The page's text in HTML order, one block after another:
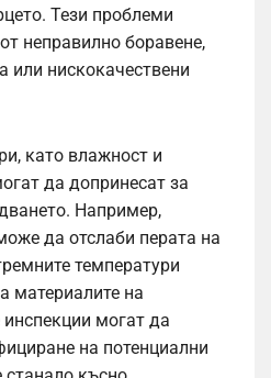
Тези проблеми
неправилно боравене,
или нискокачествени
като влажност и
да допринесат за
Например,
да отслаби перата на
температури
материалите на
могат да
на потенциални